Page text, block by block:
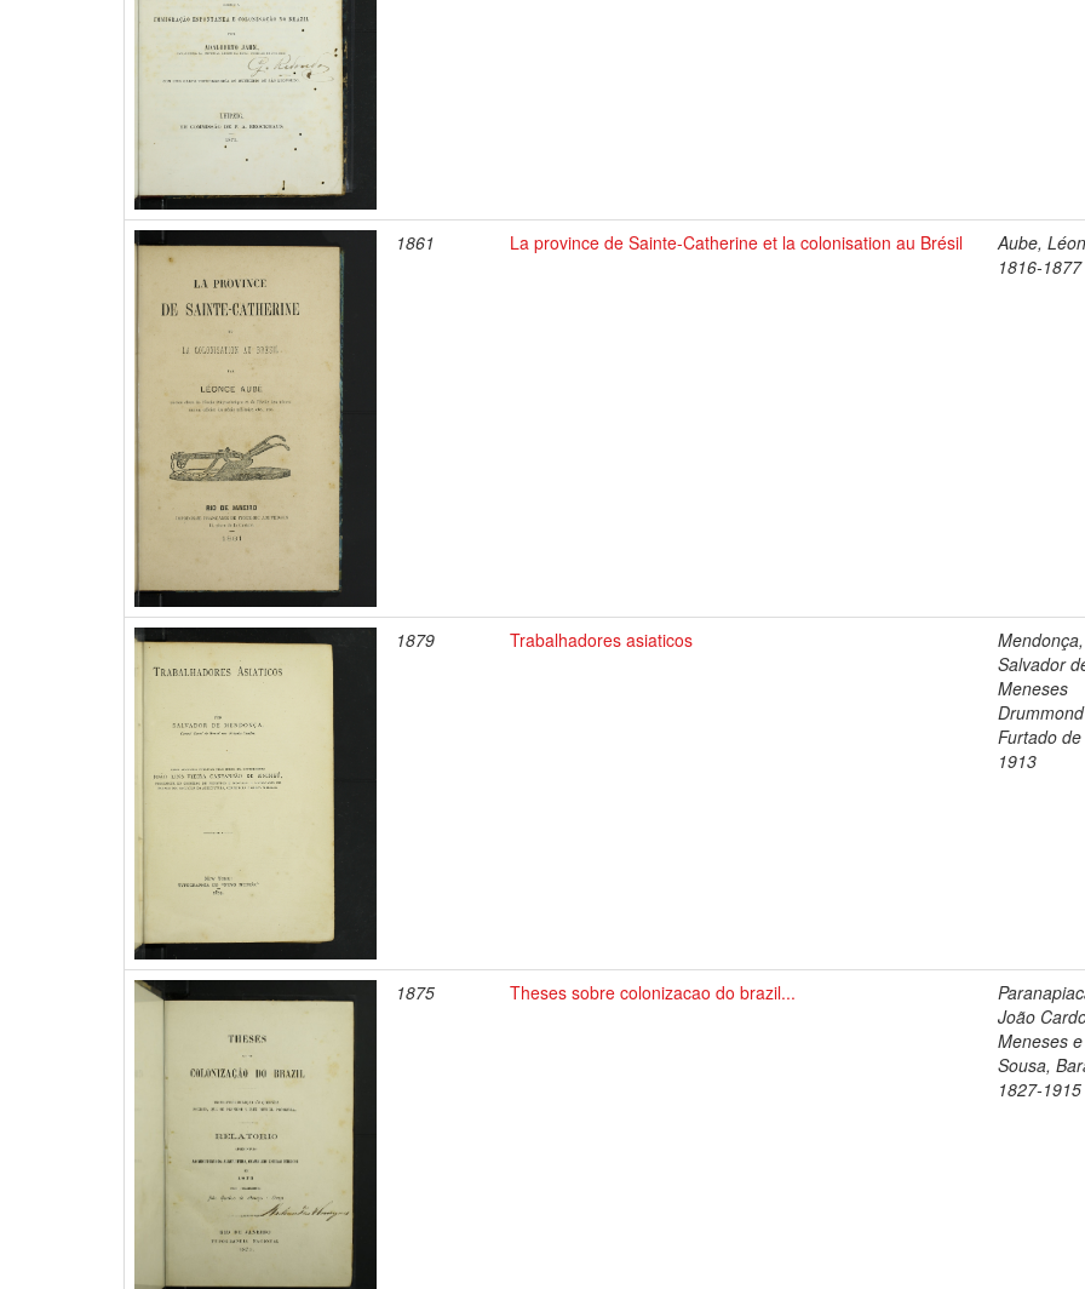
1861 La province de Sainte-Catherine et la colonisation au Brésil
Aube,
1816-1877
1879 Trabalhadores asiaticos
Mendonça,
Salvador
Meneses
Drummond
Furtado
1913
1875 Theses sobre colonizacao do brazil...
João
Meneses e
Sousa,
1827-1915